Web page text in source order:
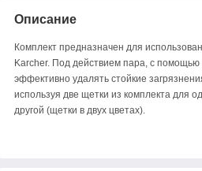
Описание
Комплект предназначен для
Karcher. Под действием пара, с
эффективно удалять стойкие
используя две щетки из комплекта для
другой (щетки в двух цветах).